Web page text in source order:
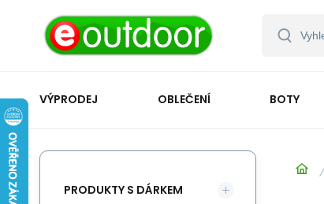
VÝPRODEJ OBLEČENÍ BOTY
PRODUKTY S DÁRKEM